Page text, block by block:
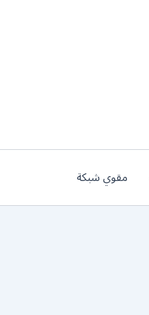
مقوي شبكة